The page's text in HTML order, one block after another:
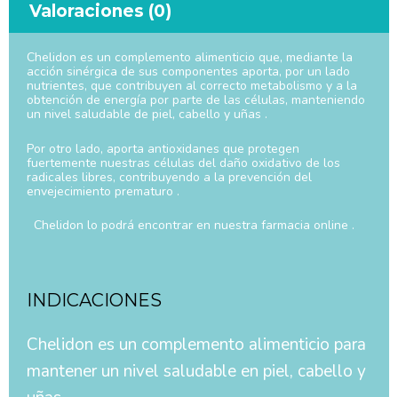
Valoraciones (0)
Chelidon es un complemento alimenticio que, mediante la
acción sinérgica de sus componentes aporta, por un lado
nutrientes, que contribuyen al correcto metabolismo y a la
obtención de energía por parte de las células, manteniendo
un nivel saludable de piel, cabello y uñas .
Por otro lado, aporta antioxidanes que protegen
fuertemente nuestras células del daño oxidativo de los
radicales libres, contribuyendo a la prevención del
envejecimiento prematuro .
Chelidon lo podrá encontrar en nuestra farmacia online .
INDICACIONES
Chelidon es un complemento alimenticio para
mantener un nivel saludable en piel, cabello y